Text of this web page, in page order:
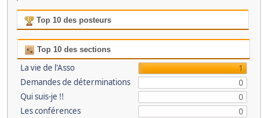
Top 10 des posteurs
Top 10 des sections
La vie de l'Asso
1
Demandes de déterminations
0
Qui suis-je !!
0
Les conférences
0